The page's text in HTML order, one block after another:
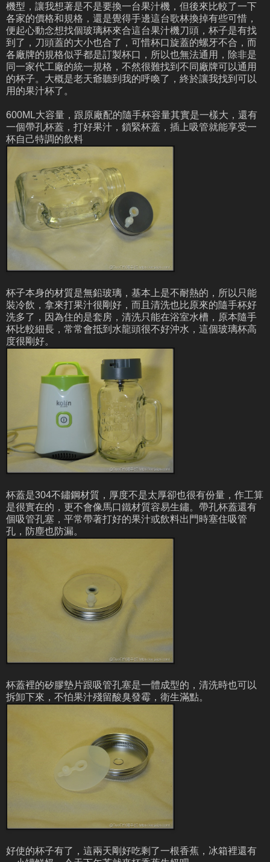
機型，讓我想著是不是要換一台果汁機，但後來比較了一下
各家的價格和規格，還是覺得手邊這台歌林換掉有些可惜，
便起心動念想找個玻璃杯來合這台果汁機刀頭，杯子是有找
到了，刀頭蓋的大小也合了，可惜杯口旋蓋的螺牙不合，而
各廠牌的規格似乎都是訂製杯口，所以也無法通用，除非是
同一家代工廠的統一規格，不然很難找到不同廠牌可以通用
的杯子。大概是老天爺聽到我的呼喚了，終於讓我找到可以
用的果汁杯了。
600ML大容量，跟原廠配的隨手杯容量其實是一樣大，還有
一個帶孔杯蓋，打好果汁，鎖緊杯蓋，插上吸管就能享受一
杯自己特調的飲料
杯子本身的材質是無鉛玻璃，基本上是不耐熱的，所以只能
裝冷飲，拿來打果汁很剛好，而且清洗也比原來的隨手杯好
洗多了，因為住的是套房，清洗只能在浴室水槽，原本隨手
杯比較細長，常常會抵到水龍頭很不好沖水，這個玻璃杯高
度很剛好。
杯蓋是304不鏽鋼材質，厚度不是太厚卻也很有份量，作工算
是很實在的，更不會像馬口鐵材質容易生鏽。帶孔杯蓋還有
個吸管孔塞，平常帶著打好的果汁或飲料出門時塞住吸管
孔，防塵也防漏。
杯蓋裡的矽膠墊片跟吸管孔塞是一體成型的，清洗時也可以
拆卸下來，不怕果汁殘留酸臭發霉，衛生滿點。
好使的杯子有了，這兩天剛好吃剩了一根香蕉，冰箱裡還有